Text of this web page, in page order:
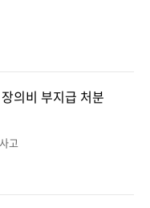
의비 부지급 처분
고